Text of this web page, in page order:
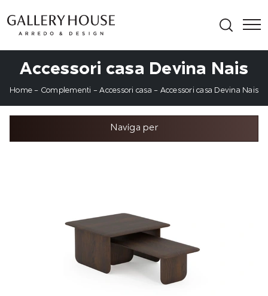
Accessori casa Devina Nais
Home - Complementi -Accessori casa - Accessori casa Devina Nais
Naviga per